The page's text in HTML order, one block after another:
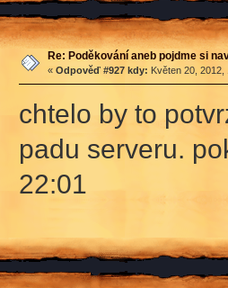
Re: Poděkování aneb pojdme si
« Odpověď #927 kdy: Květen 20, 2012,
chtelo by to
padu serveru.
22:01